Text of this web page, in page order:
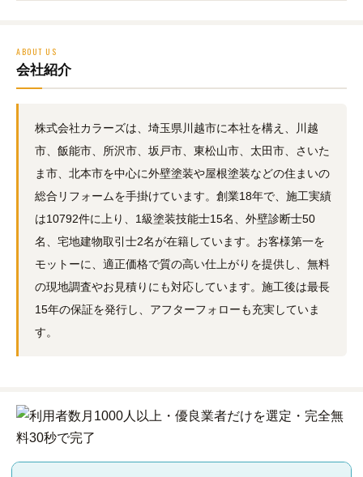
ABOUT US
会社紹介
株式会社カラーズは、埼玉県川越市に本社を構え、川越
市、飯能市、所沢市、坂戸市、東松山市、太田市、さいた
ま市、北本市を中心に外壁塗装や屋根塗装などの住まいの
総合リフォームを手掛けています。創業18年で、施工実績
は10792件に上り、1級塗装技能士15名、外壁診断士50
名、宅地建物取引士2名が在籍しています。お客様第一を
モットーに、適正価格で質の高い仕上がりを提供し、無料
の現地調査やお見積りにも対応しています。施工後は最長
15年の保証を発行し、アフターフォローも充実していま
す。